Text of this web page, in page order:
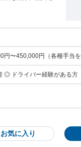
割増あり ＼＼
運ぶ場面は少なめ
ドライブレコーダ
お気に入り